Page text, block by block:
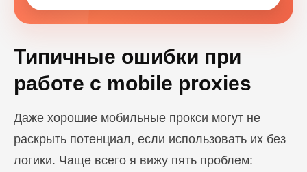
Типичные ошибки при
работе с mobile proxies
Даже хорошие мобильные прокси могут не
раскрыть потенциал, если использовать их без
логики. Чаще всего я вижу пять проблем: